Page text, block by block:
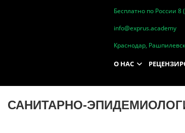
Бесплатно по России 8
info@exprus.academy
Краснодар,
О НАС
САНИТАРНО-